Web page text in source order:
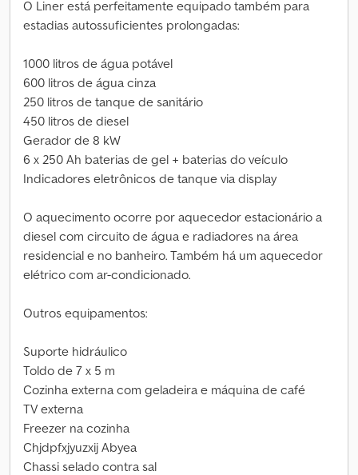
O Liner está perfeitamente equipado também para
estadias autossuficientes prolongadas:
1000 litros de água potável
600 litros de água cinza
250 litros de tanque de sanitário
450 litros de diesel
Gerador de 8 kW
6 x 250 Ah baterias de gel + baterias do veículo
Indicadores eletrônicos de tanque via display
O aquecimento ocorre por aquecedor estacionário a
diesel com circuito de água e radiadores na área
residencial e no banheiro. Também há um aquecedor
elétrico com ar-condicionado.
Outros equipamentos:
Suporte hidráulico
Toldo de 7 x 5 m
Cozinha externa com geladeira e máquina de café
TV externa
Freezer na cozinha
Chjdpfxjyuzxij Abyea
Chassi selado contra sal